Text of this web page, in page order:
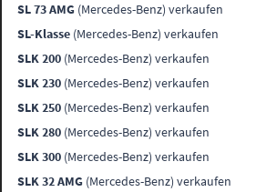
SL 73 AMG (Mercedes-Benz) verkaufen
SL-Klasse (Mercedes-Benz) verkaufen
SLK 200 (Mercedes-Benz) verkaufen
SLK 230 (Mercedes-Benz) verkaufen
SLK 250 (Mercedes-Benz) verkaufen
SLK 280 (Mercedes-Benz) verkaufen
SLK 300 (Mercedes-Benz) verkaufen
SLK 32 AMG (Mercedes-Benz) verkaufen